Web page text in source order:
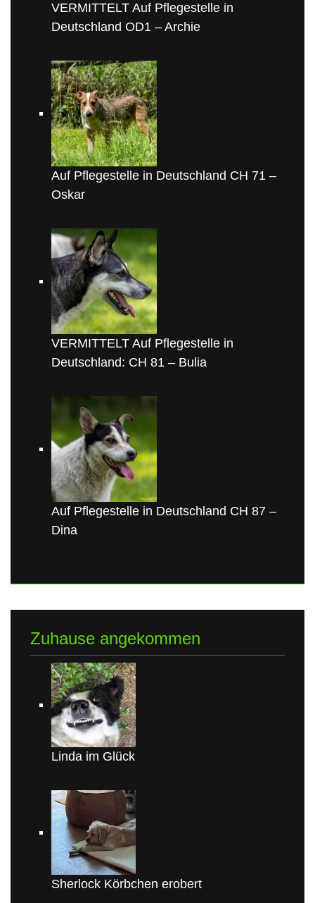
VERMITTELT Auf Pflegestelle in
Deutschland OD1 – Archie
Auf Pflegestelle in Deutschland CH 71 –
Oskar
VERMITTELT Auf Pflegestelle in
Deutschland: CH 81 – Bulia
Auf Pflegestelle in Deutschland CH 87 –
Dina
Zuhause angekommen
Linda im Glück
Sherlock Körbchen erobert